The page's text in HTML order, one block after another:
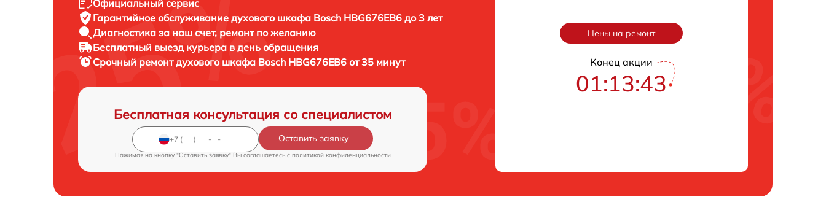
Официальный сервис
Гарантийное обслуживание духового шкафа Bosch HBG676EB6 до 3 лет
Диагностика за наш счет, ремонт по желанию
Бесплатный выезд курьера в день обращения
Срочный ремонтдухового шкафа Bosch HBG676EB6 от 35 минут
Бесплатная консультация со специалистом
Оставить заявку
Нажимая на кнопку "Оставить заявку" Вы соглашаетесь c политикой конфиденциальности
Цены на ремонт
Конец акции
01:13:42